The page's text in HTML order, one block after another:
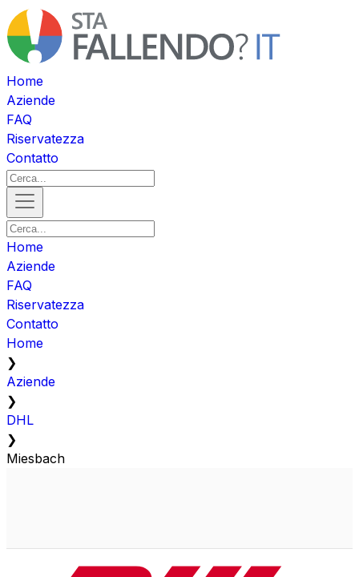
Home
Aziende
FAQ
Riservatezza
Contatto
Home
Aziende
FAQ
Riservatezza
Contatto
Home
❯
Aziende
❯
DHL
❯
Miesbach